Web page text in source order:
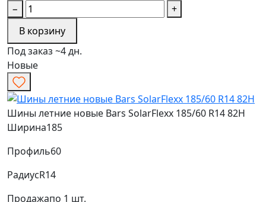
−
+
В корзину
Под заказ ~4 дн.
Новые
Шины летние новые Bars SolarFlexx 185/60 R14 82H
Ширина185
Профиль60
РадиусR14
Продажапо 1 шт.